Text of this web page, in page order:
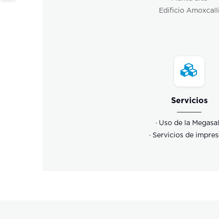
Edificio Amoxcalli
Servicios
· Uso de la
· Servicios de